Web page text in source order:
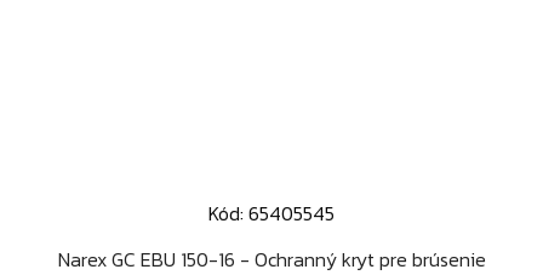
Kód: 65405545
Narex GC EBU 150-16 - Ochranný kryt pre brúsenie